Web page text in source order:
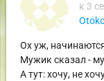
к 3
Ох уж,
Мужик сказал -
А тут: хочу, не